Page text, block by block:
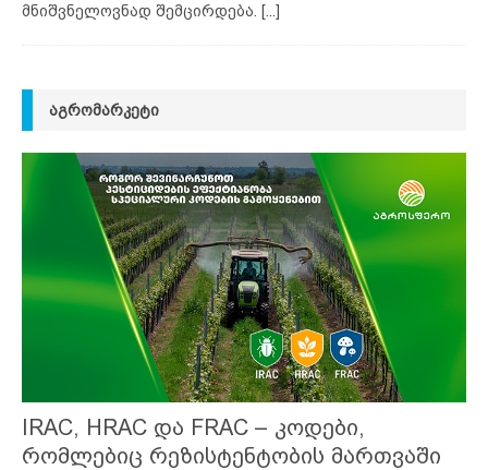
მნიშვნელოვნად შემცირდება.
[...]
ᲐᲒᲠᲝᲛᲐᲠᲙᲔᲢᲘ
IRAC, HRAC და FRAC – კოდები,
რომლებიც რეზისტენტობის მართვაში